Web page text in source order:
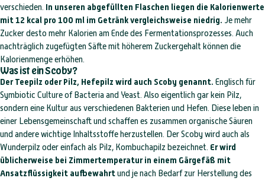
verschieden. In unseren abgefüllten Flaschen liegen die Kalorienwerte
mit 12 kcal pro 100 ml im Getränk vergleichsweise niedrig. Je mehr
Zucker desto mehr Kalorien am Ende des Fermentationsprozesses. Auch
nachträglich zugefügten Säfte mit höherem Zuckergehalt können die
Kalorienmenge erhöhen.
Was ist ein Scoby?
Der Teepilz oder Pilz, Hefepilz wird auch Scoby genannt. Englisch für
Symbiotic Culture of Bacteria and Yeast. Also eigentlich gar kein Pilz,
sondern eine Kultur aus verschiedenen Bakterien und Hefen. Diese leben in
einer Lebensgemeinschaft und schaffen es zusammen organische Säuren
und andere wichtige Inhaltsstoffe herzustellen. Der Scoby wird auch als
Wunderpilz oder einfach als Pilz, Kombuchapilz bezeichnet. Er wird
üblicherweise bei Zimmertemperatur in einem Gärgefäß mit
Ansatzflüssigkeit aufbewahrtund je nach Bedarf zur Herstellung des